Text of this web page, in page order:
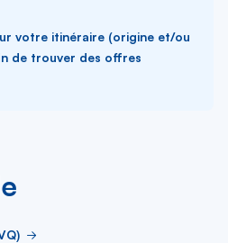
votre itinéraire (origine et/ou
de trouver des offres